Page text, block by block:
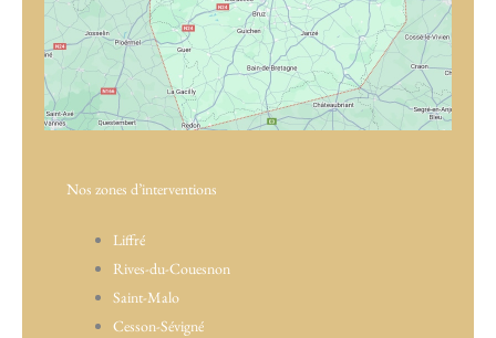
Nos zones d’interventions
Liffré
Rives-du-Couesnon
Saint-Malo
Cesson-Sévigné